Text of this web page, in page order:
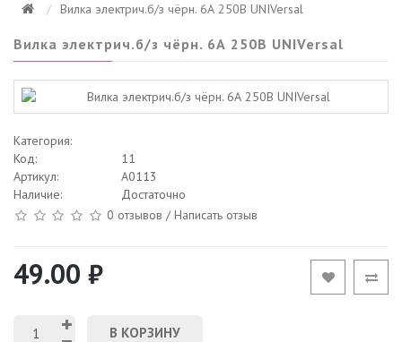
Вилка электрич.б/з чёрн. 6А 250В UNIVersal
Вилка электрич.б/з чёрн. 6А 250В UNIVersal
Категория:
Код:
11
Артикул:
A0113
Наличие:
Достаточно
0 отзывов /Написать отзыв
49.00 ₽
В КОРЗИНУ